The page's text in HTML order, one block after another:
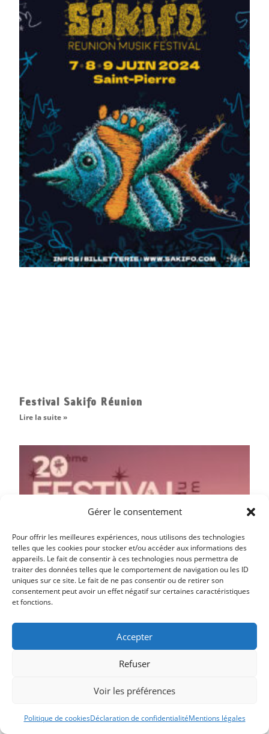
Gérer le consentement
Pour offrir les meilleures expériences, nous utilisons des technologies
telles que les cookies pour stocker et/ou accéder aux informations des
appareils. Le fait de consentir à ces technologies nous permettra de
traiter des données telles que le comportement de navigation ou les ID
uniques sur ce site. Le fait de ne pas consentir ou de retirer son
consentement peut avoir un effet négatif sur certaines caractéristiques
et fonctions.
Accepter
Refuser
Voir les préférences
Politique de cookiesDéclaration de confidentialitéMentions légales
Festival Sakifo Réunion
Lire la suite »